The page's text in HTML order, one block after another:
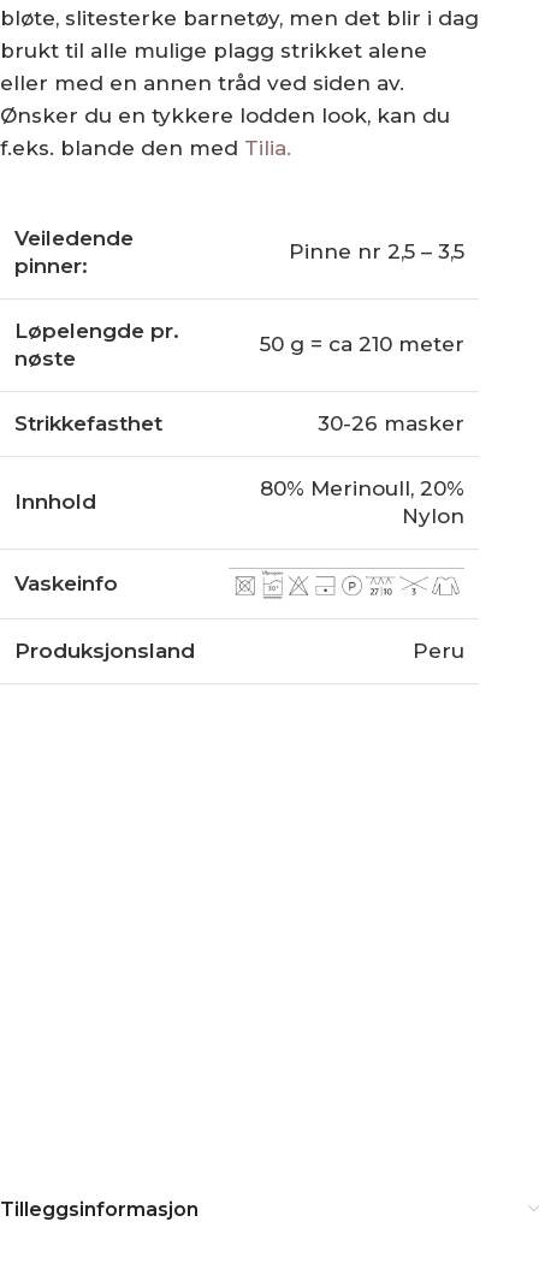
bløte, slitesterke barnetøy, men det blir i dag
brukt til alle mulige plagg strikket alene
eller med en annen tråd ved siden av.
Ønsker du en tykkere lodden look, kan du
f.eks. blande den med Tilia.
Veiledende
pinner:
Pinne nr 2,5 – 3,5
Løpelengde pr.
nøste
50 g = ca 210 meter
Strikkefasthet 30-26 masker
Innhold
80% Merinoull, 20%
Nylon
Vaskeinfo
Produksjonsland Peru
Tilleggsinformasjon